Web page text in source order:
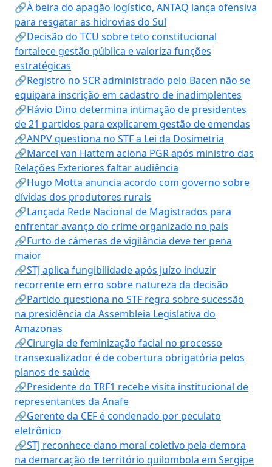
🔗À beira do apagão logístico, ANTAQ lança ofensiva
para resgatar as hidrovias do Sul
🔗Decisão do TCU sobre teto constitucional
fortalece gestão pública e valoriza funções
estratégicas
🔗Registro no SCR administrado pelo Bacen não se
equipara inscrição em cadastro de inadimplentes
🔗Flávio Dino determina intimação de presidentes
de 21 partidos para explicarem gestão de emendas
🔗ANPV questiona no STF a Lei da Dosimetria
🔗Marcel van Hattem aciona PGR após ministro das
Relações Exteriores faltar audiência
🔗Hugo Motta anuncia acordo com governo sobre
dívidas dos produtores rurais
🔗Lançada Rede Nacional de Magistrados para
enfrentar avanço do crime organizado no país
🔗Furto de câmeras de vigilância deve ter pena
maior
🔗STJ aplica fungibilidade após juízo induzir
recorrente em erro sobre natureza da decisão
🔗Partido questiona no STF regra sobre sucessão
na presidência da Assembleia Legislativa do
Amazonas
🔗Cirurgia de feminização facial no processo
transexualizador é de cobertura obrigatória pelos
planos de saúde
🔗Presidente do TRF1 recebe visita institucional de
representantes da Anafe
🔗Gerente da CEF é condenado por peculato
eletrônico
🔗STJ reconhece dano moral coletivo pela demora
na demarcação de território quilombola em Sergipe